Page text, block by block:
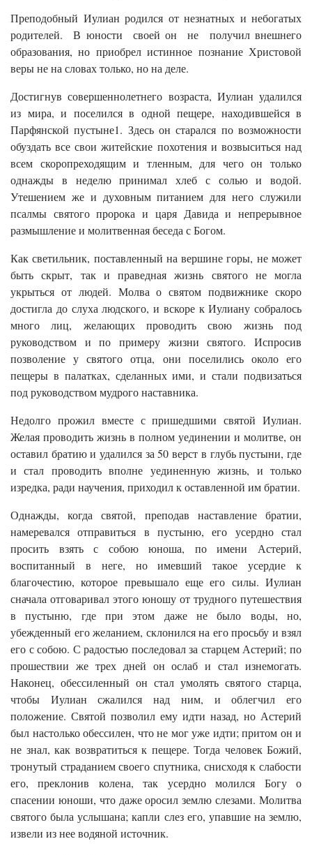
Преподобный Иулиан родился от незнатных и небогатых
родителей. В юности своей он не получил внешнего
образования, но приобрел истинное познание Христовой
веры не на словах только, но на деле.
Достигнув совершеннолетнего возраста, Иулиан удалился
из мира, и поселился в одной пещере, находившейся в
Парфянской пустыне1. Здесь он старался по возможности
обуздать все свои житейские похотения и возвыситься над
всем скоропреходящим и тленным, для чего он только
однажды в неделю принимал хлеб с солью и водой.
Утешением же и духовным питанием для него служили
псалмы святого пророка и царя Давида и непрерывное
размышление и молитвенная беседа с Богом.
Как светильник, поставленный на вершине горы, не может
быть скрыт, так и праведная жизнь святого не могла
укрыться от людей. Молва о святом подвижнике скоро
достигла до слуха людского, и вскоре к Иулиану собралось
много лиц, желающих проводить свою жизнь под
руководством и по примеру жизни святого. Испросив
позволение у святого отца, они поселились около его
пещеры в палатках, сделанных ими, и стали подвизаться
под руководством мудрого наставника.
Недолго прожил вместе с пришедшими святой Иулиан.
Желая проводить жизнь в полном уединении и молитве, он
оставил братию и удалился за 50 верст в глубь пустыни, где
и стал проводить вполне уединенную жизнь, и только
изредка, ради научения, приходил к оставленной им братии.
Однажды, когда святой, преподав наставление братии,
намеревался отправиться в пустыню, его усердно стал
просить взять с собою юноша, по имени Астерий,
воспитанный в неге, но имевший такое усердие к
благочестию, которое превышало еще его силы. Иулиан
сначала отговаривал этого юношу от трудного путешествия
в пустыню, где при этом даже не было воды, но,
убежденный его желанием, склонился на его просьбу и взял
его с собою. С радостью последовал за старцем Астерий; по
прошествии же трех дней он ослаб и стал изнемогать.
Наконец, обессиленный он стал умолять святого старца,
чтобы Иулиан сжалился над ним, и облегчил его
положение. Святой позволил ему идти назад, но Астерий
был настолько обессилен, что не мог уже идти; притом он и
не знал, как возвратиться к пещере. Тогда человек Божий,
тронутый страданием своего спутника, снисходя к слабости
его, преклонив колена, так усердно молился Богу о
спасении юноши, что даже оросил землю слезами. Молитва
святого была услышана; капли слез его, упавшие на землю,
извели из нее водяной источник.